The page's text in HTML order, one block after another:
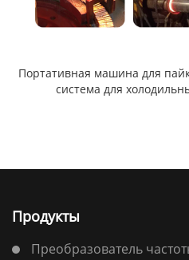
Портативная машина для
система для
Продукты
Преобразователь